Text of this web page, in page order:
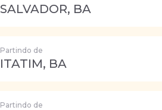
SALVADOR, BA
Partindo de
ITATIM, BA
Partindo de